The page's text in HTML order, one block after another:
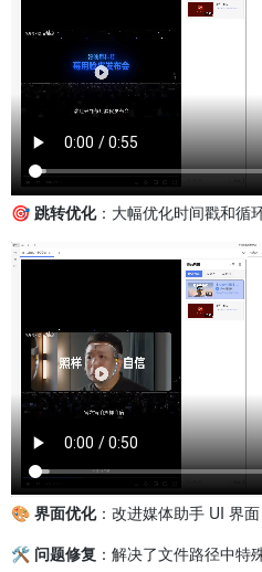
🎯 跳转优化：大幅优化时间戳和循
🎨 界面优化：改进媒体助手 UI 界
🛠️ 问题修复 ：解决了文件路径中特